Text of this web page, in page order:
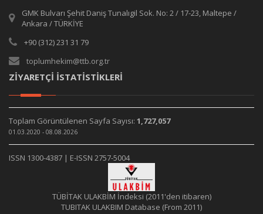
GMK Bulvarı Şehit Daniş Tunalıgil Sok. No: 2 / 17-23, Maltepe /
Ankara / TÜRKİYE
+90 (312) 231 31 79
toplumhekim@ttb.org.tr
ZİYARETÇİ İSTATİSTİKLERİ
Toplam Görüntülenen Sayfa Sayısı: 1,727,057
01.03.2020 - 08.08.2026
ISSN 1300-4387 | E-ISSN 2757-5004
TÜBİTAK ULAKBİM İndeksi (2011'den itibaren)
TUBITAK ULAKBIM Database (From 2011)